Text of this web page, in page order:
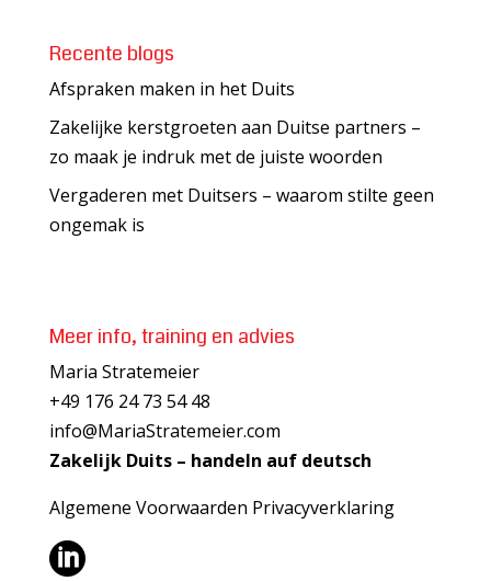
Recente blogs
Afspraken maken in het Duits
Zakelijke kerstgroeten aan Duitse partners –
zo maak je indruk met de juiste woorden
Vergaderen met Duitsers – waarom stilte geen
ongemak is
Meer info, training en advies
Maria Stratemeier
+49 176 24 73 54 48
info@MariaStratemeier.com
Zakelijk Duits – handeln auf deutsch
Algemene Voorwaarden Privacyverklaring
